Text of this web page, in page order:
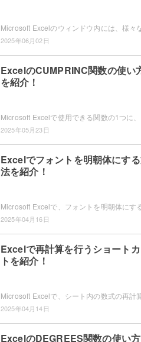
2025年06月02日
ExcelのCUMPRINC関数の使い
を紹介！
2025年05月23日
Excelでフォントを明朝体にす
法を紹介！
2025年04月16日
Excelで再計算を行うショート
トを紹介！
2025年04月14日
ExcelのDEGREES関数の使い